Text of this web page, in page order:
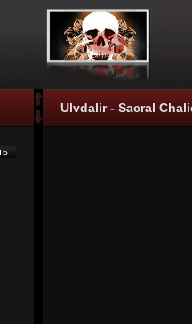
Ulvdalir - Sacral